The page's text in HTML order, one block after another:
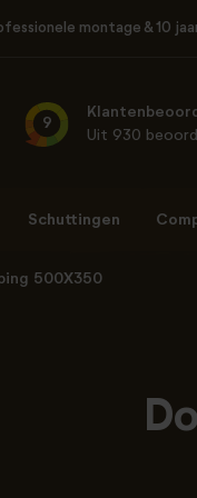
montage & 10
9
Uit 930
Schuttingen
500X350